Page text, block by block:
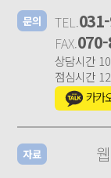
문의 TEL.
FAX.
상담시간
점심시간
카카
자료